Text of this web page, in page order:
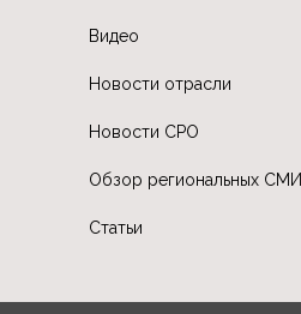
Видео
Новости отрасли
Новости СРО
Обзор региональных СМИ
Статьи